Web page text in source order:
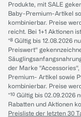
Produkte, mit SALE
Baby-Premium-Artikel
kombinierbar. Preise
reicht. Bei 1+1 Aktionen
*⁸ Gültig bis 12.08.2026
Preiswert“
der Marke “Accessories“,
Premium- Artikel sowie
kombinierbar. Preise
*¹⁰ Gültig bis
Rabatten und Aktionen
Preisliste der letzten 30